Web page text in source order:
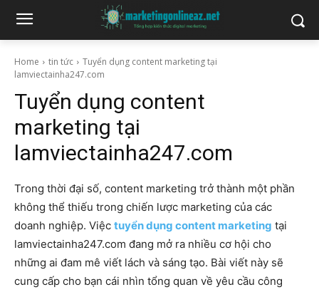
Home tin tức
Tuyển dụng content marketing tại
lamviectainha247.com
Tuyển dụng content
marketing tại
lamviectainha247.com
Trong thời đại số, content marketing trở thành một phần
không thể thiếu trong chiến lược marketing của các
doanh nghiệp. Việc tuyển dụng content marketing tại
lamviectainha247.com đang mở ra nhiều cơ hội cho
những ai đam mê viết lách và sáng tạo. Bài viết này sẽ
cung cấp cho bạn cái nhìn tổng quan về yêu cầu công